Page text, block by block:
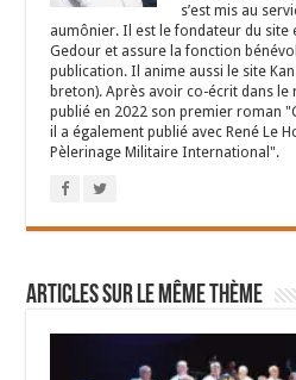
s’est mis au
aumônier. Il est le fondateur du site
Gedour et assure la fonction
publication. Il anime aussi le site
breton). Après avoir co-écrit dans le
publié en 2022 son premier roman
il a également publié avec René Le
Pèlerinage Militaire International".
Articles sur le même thème